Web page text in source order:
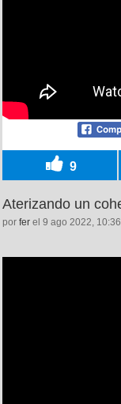
9
Aterizando un
por fer el 9 ago 2022, 10:36